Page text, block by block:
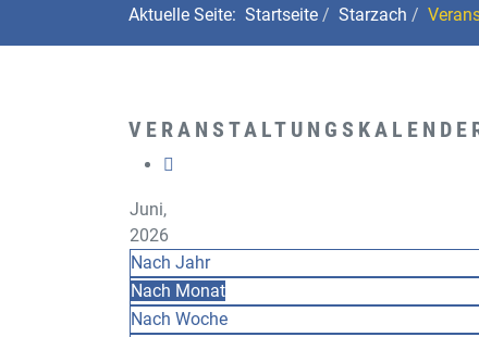
Aktuelle Seite: Startseite Starzach
Juni,
2026
Nach Jahr
Nach Monat
Nach Woche